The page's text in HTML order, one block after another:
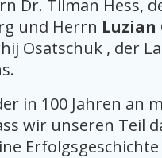
Dr. Tilman Hess,
und Herrn Luzian
Osatschuk , der
in 100 Jahren an
wir unseren Teil